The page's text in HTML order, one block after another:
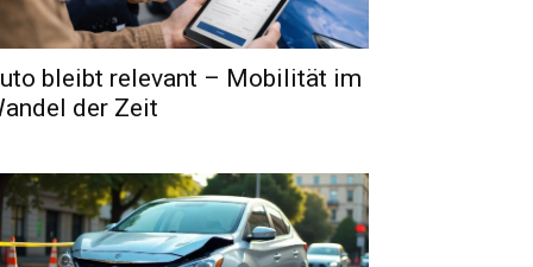
bleibt relevant – Mobilität im
der Zeit